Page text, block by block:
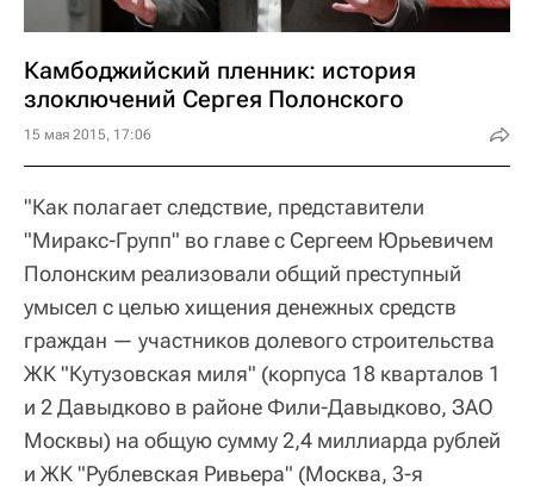
Камбоджийский пленник: история
злоключений Сергея Полонского
15 мая 2015, 17:06
"Как полагает следствие, представители
"Миракс-Групп" во главе с Сергеем Юрьевичем
Полонским реализовали общий преступный
умысел с целью хищения денежных средств
граждан — участников долевого строительства
ЖК "Кутузовская миля" (корпуса 18 кварталов 1
и 2 Давыдково в районе Фили-Давыдково, ЗАО
Москвы) на общую сумму 2,4 миллиарда рублей
и ЖК "Рублевская Ривьера" (Москва, 3-я